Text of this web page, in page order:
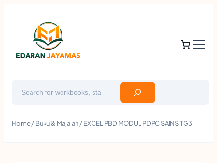
Home/Buku & Majalah/ EXCEL PBD MODUL PDPC SAINS TG3